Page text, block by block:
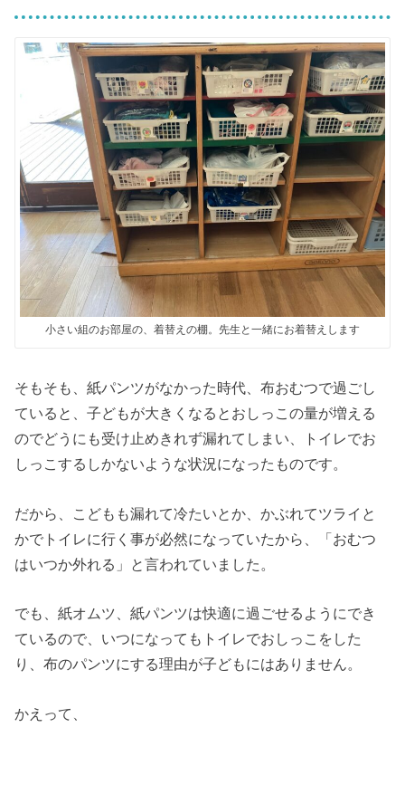
小さい組のお部屋の、着替えの棚。先生と一緒にお着替えします
そもそも、紙パンツがなかった時代、布おむつで過ごし
ていると、子どもが大きくなるとおしっこの量が増える
のでどうにも受け止めきれず漏れてしまい、トイレでお
しっこするしかないような状況になったものです。
だから、こどもも漏れて冷たいとか、かぶれてツライと
かでトイレに行く事が必然になっていたから、「おむつ
はいつか外れる」と言われていました。
でも、紙オムツ、紙パンツは快適に過ごせるようにでき
ているので、いつになってもトイレでおしっこをした
り、布のパンツにする理由が子どもにはありません。
かえって、